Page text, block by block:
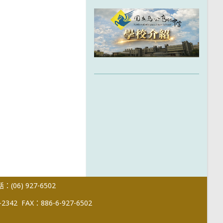
：(06) 927-6502
FAX：886-6-927-6502